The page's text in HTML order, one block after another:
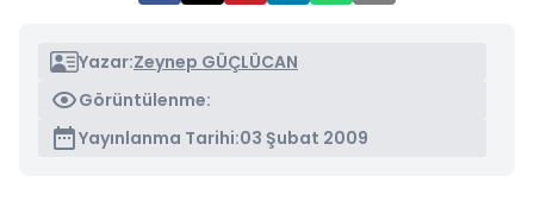
Yazar:Zeynep GÜÇLÜCAN
Görüntülenme:
Yayınlanma Tarihi:03 Şubat 2009